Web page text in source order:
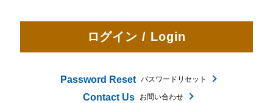
Password Reset パスワードリセット
Contact Us お問い合わせ